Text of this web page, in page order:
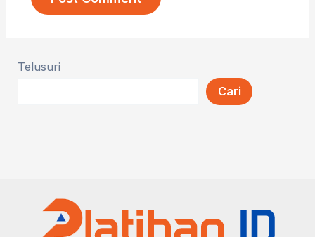
Telusuri
Cari